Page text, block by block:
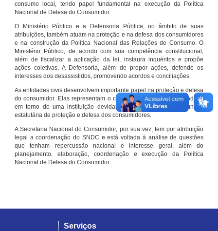
consumo local, tendo papel fundamental na execução da Política
Nacional de Defesa do Consumidor.
O Ministério Público e a Defensoria Pública, no âmbito de suas
atribuições, também atuam na proteção e na defesa dos consumidores
e na construção da Política Nacional das Relações de Consumo. O
Ministério Público, de acordo com sua competência constitucional,
além de fiscalizar a aplicação da lei, instaura inquéritos e propõe
ações coletivas. A Defensoria, além de propor ações, defende os
interesses dos desassistidos, promovendo acordos e conciliações.
As entidades civis desenvolvem importante papel na proteção e defesa
do consumidor. Elas representam o conjunto organizado de cidadãos
em torno de uma instituição devidamente registrada e com função
estatutária de proteção e defesa dos consumidores.
A Secretaria Nacional do Consumidor, por sua vez, tem por atribuição
legal a coordenação do SNDC e está voltada à análise de questões
que tenham repercussão nacional e interesse geral, além do
planejamento, elaboração, coordenação e execução da Política
Nacional de Defesa do Consumidor.
Serviços